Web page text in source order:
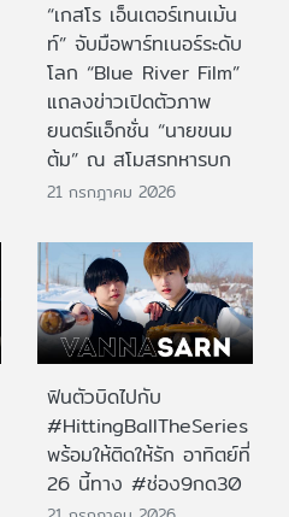
“เกสโร เอ็นเตอร์เทนเม้น
ท์” จับมือพาร์ทเนอร์ระดับ
โลก “Blue River Film”
แถลงข่าวเปิดตัวภาพ
ยนตร์แอ็กชั่น “นายขนม
ต้ม” ณ สโมสรทหารบก
21 กรกฎาคม 2026
ฟินตัวบิดไปกับ
#HittingBallTheSeries
พร้อมให้ติดให้รัก อาทิตย์ที่
26 นี้ทาง #ช่อง9กด30